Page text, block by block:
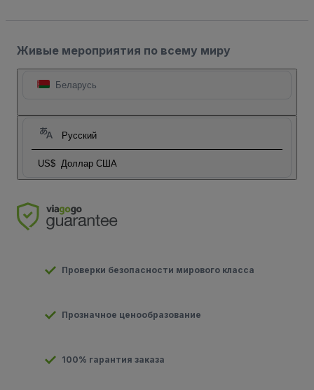
Живые мероприятия по всему миру
Беларусь
Русский
US$ Доллар США
Проверки безопасности мирового класса
Прозначное ценообразование
100% гарантия заказа